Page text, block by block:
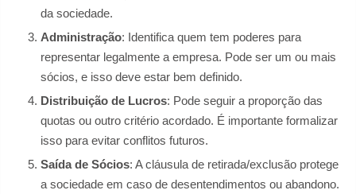
da sociedade.
Administração: Identifica quem tem poderes para
representar legalmente a empresa. Pode ser um ou mais
sócios, e isso deve estar bem definido.
Distribuição de Lucros: Pode seguir a proporção das
quotas ou outro critério acordado. É importante formalizar
isso para evitar conflitos futuros.
Saída de Sócios: A cláusula de retirada/exclusão protege
a sociedade em caso de desentendimentos ou abandono.